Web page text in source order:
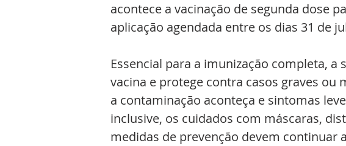
acontece a vacinação de segunda dose
aplicação agendada entre os dias 31 de
Essencial para a imunização completa,
vacina e protege contra casos graves
a contaminação aconteça e sintomas
inclusive, os cuidados com máscaras,
medidas de prevenção devem